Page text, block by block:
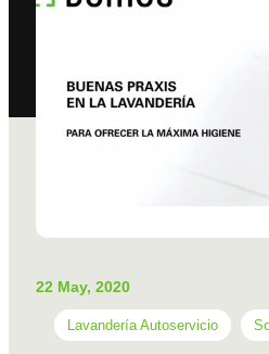
22 May, 2020
Lavandería Autoservicio